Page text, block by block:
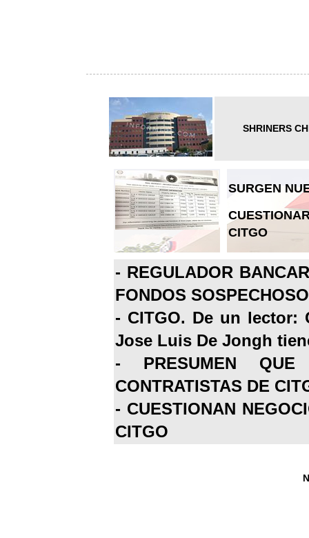
SHRINERS
SURGEN
CITGO
- REGULADOR
FONDOS
- CITGO. De un lector:
Jose Luis De Jongh
- PRESUMEN
CONTRATISTAS DE
- CUESTIONAN
CITGO